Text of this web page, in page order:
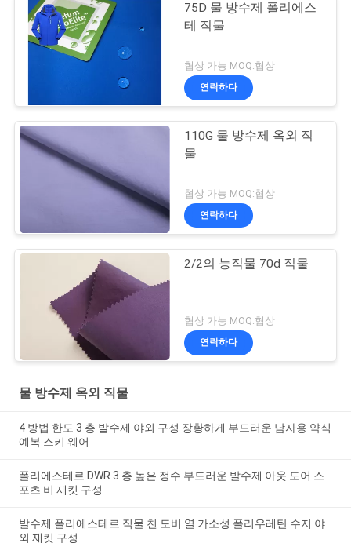
75D 물 방수제 폴리에스
테 직물
협상 가능 MOQ:협상
연락하다
110G 물 방수제 옥외 직
물
협상 가능 MOQ:협상
연락하다
2/2의 능직물 70d 직물
협상 가능 MOQ:협상
연락하다
물 방수제 옥외 직물
4 방법 한도 3 층 발수제 야외 구성 장황하게 부드러운 남자용 약식
예복 스키 웨어
폴리에스테르 DWR 3 층 높은 정수 부드러운 발수제 아웃 도어 스
포츠 비 재킷 구성
발수제 폴리에스테르 직물 천 도비 열 가소성 폴리우레탄 수지 야
외 재킷 구성